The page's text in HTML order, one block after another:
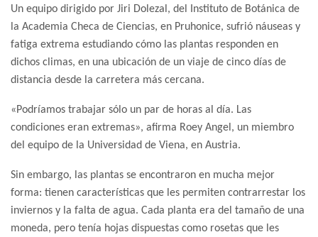
Un equipo dirigido por Jiri Dolezal, del Instituto de Botánica de
la Academia Checa de Ciencias, en Pruhonice, sufrió náuseas y
fatiga extrema estudiando cómo las plantas responden en
dichos climas, en una ubicación de un viaje de cinco días de
distancia desde la carretera más cercana.
«Podríamos trabajar sólo un par de horas al día. Las
condiciones eran extremas», afirma Roey Angel, un miembro
del equipo de la Universidad de Viena, en Austria.
Sin embargo, las plantas se encontraron en mucha mejor
forma: tienen características que les permiten contrarrestar los
inviernos y la falta de agua. Cada planta era del tamaño de una
moneda, pero tenía hojas dispuestas como rosetas que les